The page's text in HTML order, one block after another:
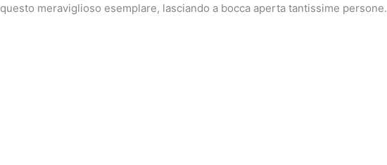
questo meraviglioso esemplare, lasciando a bocca aperta tantissime persone.